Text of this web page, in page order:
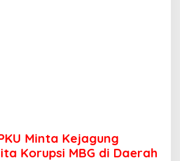
Minta Kejagung
Korupsi MBG di Daerah